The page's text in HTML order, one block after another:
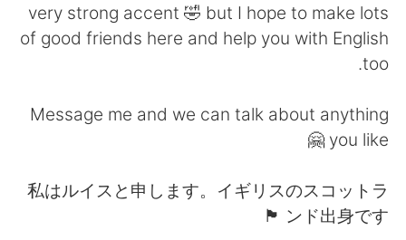
日本語 한국어
Indonesia Italiano
very strong accent 🤣 but I hope to make lots
of good friends here and help you with English
too.
Message me and we can talk about anything
you like 🤗
私はルイスと申します。イギリスのスコットラ
ンド出身です 🏴󠁧󠁢󠁳󠁣󠁴󠁿